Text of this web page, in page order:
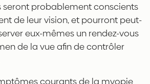
seront probablement conscients
de leur vision, et pourront peut-
eux-mêmes un rendez-vous
de la vue afin de contrôler
courants de la myopie